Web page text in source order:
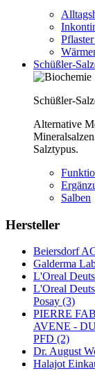
Schüßler-
Schüßler-
Alternative
Salztypus.
Salben
Hersteller
Beiersdorf
Galderma
L'Oreal
L'Oreal
Posay (3)
PIERRE
AVENE -
PFD (2)
Dr. August
Halajot